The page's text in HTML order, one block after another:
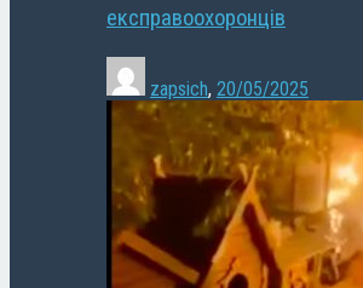
експравоохоронців
zapsich, 20/05/2025